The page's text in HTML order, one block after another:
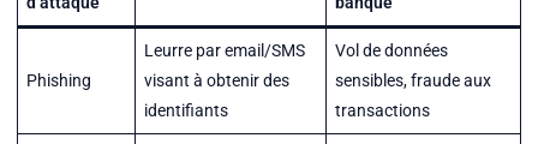
Phishing
Leurre par email/SMS
visant à obtenir des
identifiants
Vol de données
sensibles, fraude aux
transactions